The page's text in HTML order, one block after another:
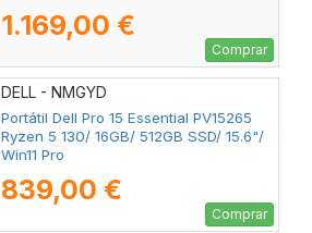
1.169,00 €
Comprar
DELL - NMGYD
Portátil Dell Pro 15 Essential PV15265
Ryzen 5 130/ 16GB/ 512GB SSD/ 15.6"/
Win11 Pro
839,00 €
Comprar